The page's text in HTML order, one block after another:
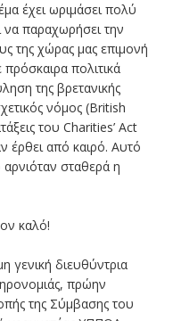
έχει ωριμάσει πολύ
να παραχωρήσει την
της χώρας μας επιμονή
πολιτικά
της βρετανικής
νόμος (British
του Charities’ Act
έρθει από καιρό. Αυτό
σταθερά η
καλό!
γενική διευθύντρια
πρώην
της Σύμβασης του